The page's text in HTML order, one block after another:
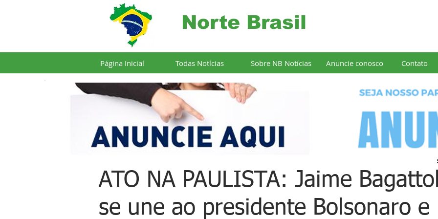
Norte Brasil
Página Inicial Todas Notícias Sobre NB Notícias Anuncie conosco Contato
ATO NA PAULISTA: Jaime
se une ao presidente Bolsonaro e